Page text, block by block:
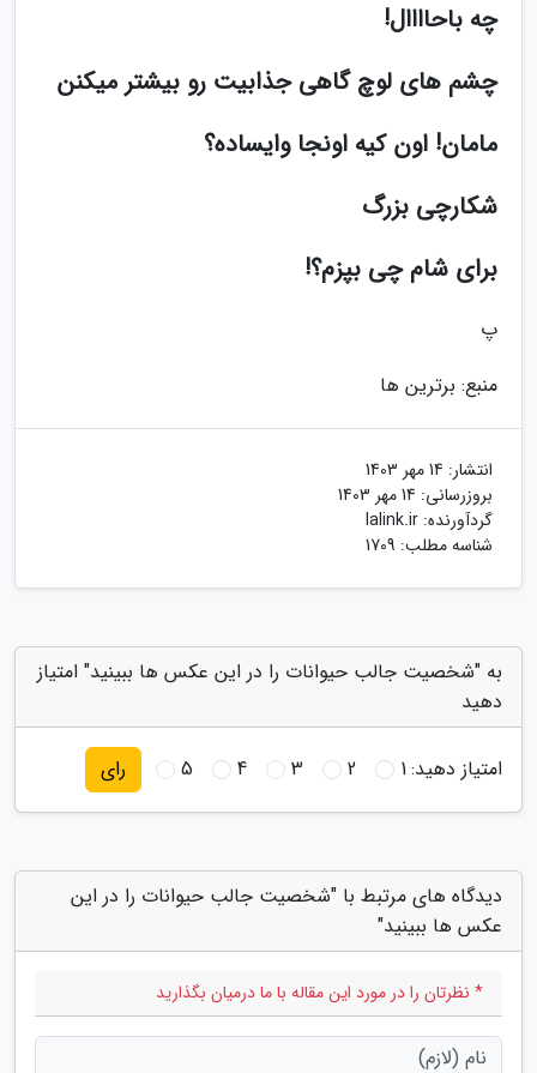
چه باحاااال!
چشم های لوچ گاهی جذابیت رو بیشتر میکنن
مامان! اون کیه اونجا وایساده؟
شکارچی بزرگ
برای شام چی بپزم؟!
پ
منبع: برترین ها
انتشار: 14 مهر 1403
بروزرسانی: 14 مهر 1403
گردآورنده: lalink.ir
شناسه مطلب: 1709
به "شخصیت جالب حیوانات را در این عکس ها ببینید" امتیاز
دهید
امتیاز دهید:1
2
3
4
5 رای
دیدگاه های مرتبط با "شخصیت جالب حیوانات را در این
عکس ها ببینید"
* نظرتان را در مورد این مقاله با ما درمیان بگذارید